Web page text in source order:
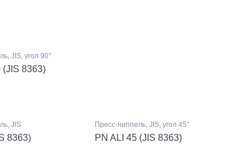
JIS, угол 90°
(JIS 8363)
JIS
8363)
Пресс-ниппель, JIS, угол 45°
PN ALI 45 (JIS 8363)